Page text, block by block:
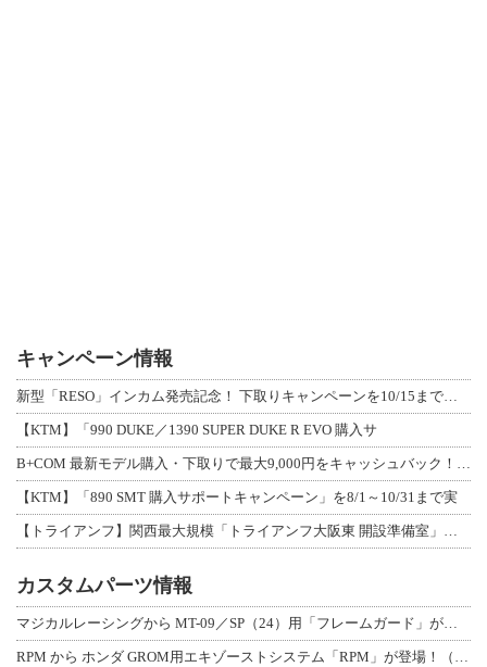
キャンペーン情報
新型「RESO」インカム発売記念！ 下取りキャンペーンを10/15まで延長して開
【KTM】「990 DUKE／1390 SUPER DUKE R EVO 購入サ
B+COM 最新モデル購入・下取りで最大9,000円をキャッシュバック！「B+F
【KTM】「890 SMT 購入サポートキャンペーン」を8/1～10/31まで実
【トライアンフ】関西最大規模「トライアンフ大阪東 開設準備室」がオープン！ 限定
カスタムパーツ情報
マジカルレーシングから MT-09／SP（24）用「フレームガード」が登場！
RPM から ホンダ GROM用エキゾーストシステム「RPM」が登場！（動画あり